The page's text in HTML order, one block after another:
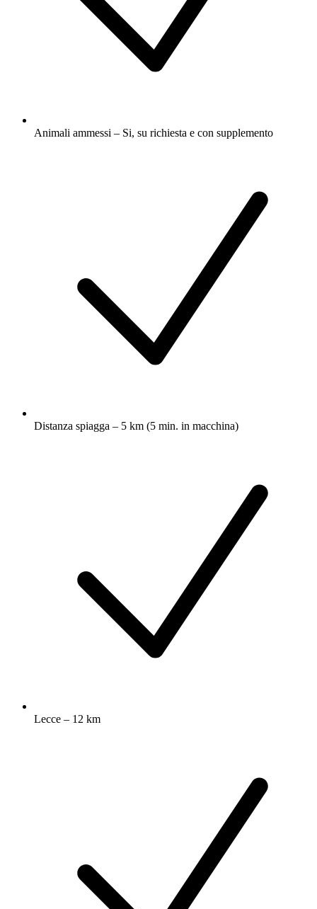
Animali ammessi – Si, su richiesta e con supplemento
Distanza spiagga – 5 km (5 min. in macchina)
Lecce – 12 km